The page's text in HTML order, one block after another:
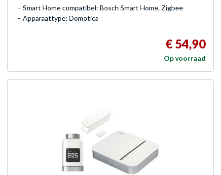
Smart Home compatibel: Bosch Smart Home, Zigbee
Apparaattype: Domotica
€ 54,90
Op voorraad